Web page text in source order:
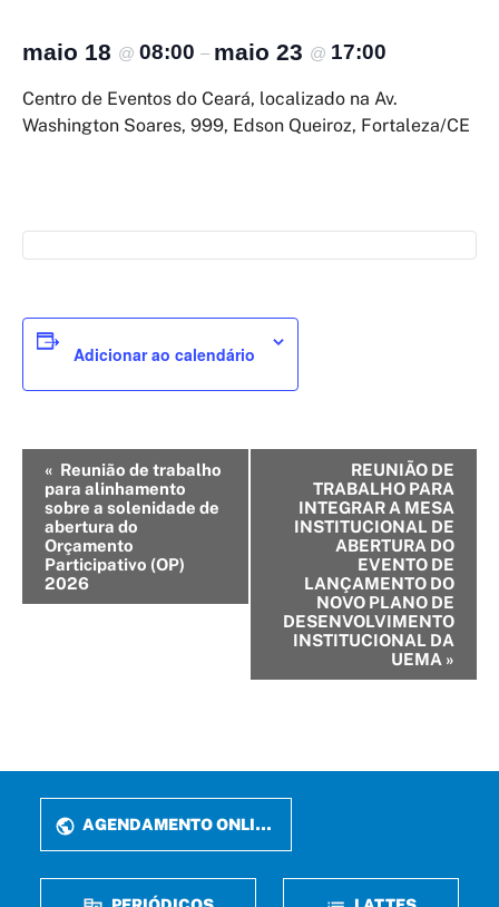
maio 18 @ 08:00 – maio 23 @ 17:00
Centro de Eventos do Ceará, localizado na Av.
Washington Soares, 999, Edson Queiroz, Fortaleza/CE
Adicionar ao calendário
Evento
Navegação
« Reunião de trabalho
para alinhamento
sobre a solenidade de
abertura do
Orçamento
Participativo (OP)
2026
REUNIÃO DE
TRABALHO PARA
INTEGRAR A MESA
INSTITUCIONAL DE
ABERTURA DO
EVENTO DE
LANÇAMENTO DO
NOVO PLANO DE
DESENVOLVIMENTO
INSTITUCIONAL DA
UEMA »
AGENDAMENTO ONLINE